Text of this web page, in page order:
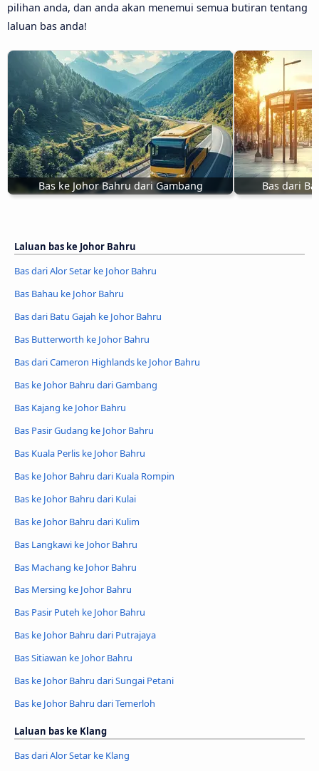
pilihan anda, dan anda akan menemui semua butiran tentang
laluan bas anda!
Bas ke Johor Bahru dari Gambang Bas dari
Laluan bas ke Johor Bahru
Bas dari Alor Setar ke Johor Bahru
Bas Bahau ke Johor Bahru
Bas dari Batu Gajah ke Johor Bahru
Bas Butterworth ke Johor Bahru
Bas dari Cameron Highlands ke Johor Bahru
Bas ke Johor Bahru dari Gambang
Bas Kajang ke Johor Bahru
Bas Pasir Gudang ke Johor Bahru
Bas Kuala Perlis ke Johor Bahru
Bas ke Johor Bahru dari Kuala Rompin
Bas ke Johor Bahru dari Kulai
Bas ke Johor Bahru dari Kulim
Bas Langkawi ke Johor Bahru
Bas Machang ke Johor Bahru
Bas Mersing ke Johor Bahru
Bas Pasir Puteh ke Johor Bahru
Bas ke Johor Bahru dari Putrajaya
Bas Sitiawan ke Johor Bahru
Bas ke Johor Bahru dari Sungai Petani
Bas ke Johor Bahru dari Temerloh
Laluan bas ke Klang
Bas dari Alor Setar ke Klang